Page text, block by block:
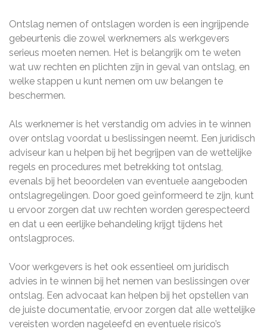
Ontslag nemen of ontslagen worden is een ingrijpende
gebeurtenis die zowel werknemers als werkgevers
serieus moeten nemen. Het is belangrijk om te weten
wat uw rechten en plichten zijn in geval van ontslag, en
welke stappen u kunt nemen om uw belangen te
beschermen.
Als werknemer is het verstandig om advies in te winnen
over ontslag voordat u beslissingen neemt. Een juridisch
adviseur kan u helpen bij het begrijpen van de wettelijke
regels en procedures met betrekking tot ontslag,
evenals bij het beoordelen van eventuele aangeboden
ontslagregelingen. Door goed geïnformeerd te zijn, kunt
u ervoor zorgen dat uw rechten worden gerespecteerd
en dat u een eerlijke behandeling krijgt tijdens het
ontslagproces.
Voor werkgevers is het ook essentieel om juridisch
advies in te winnen bij het nemen van beslissingen over
ontslag. Een advocaat kan helpen bij het opstellen van
de juiste documentatie, ervoor zorgen dat alle wettelijke
vereisten worden nageleefd en eventuele risico’s